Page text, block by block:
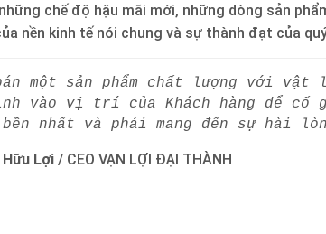
chế độ hậu mãi mới, những dòng sản
nền kinh tế nói chung và sự thành đạt của
một sản phẩm chất lượng với
vào vị trí của Khách hàng để cố
nhất và phải mang đến sự hài
Hữu Lợi / CEO VẠN LỢI ĐẠI THÀNH